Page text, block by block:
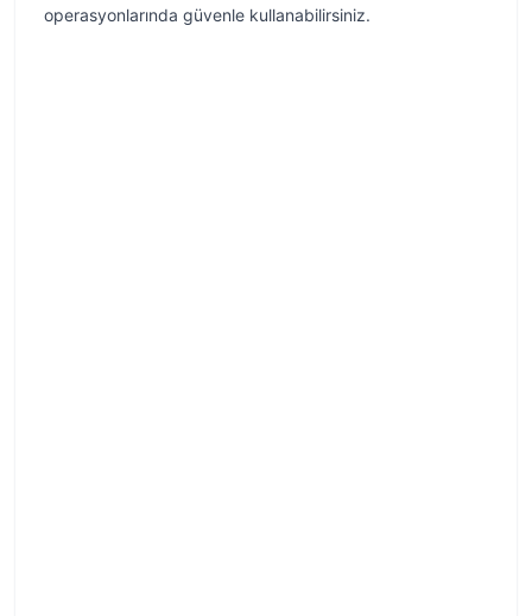
operasyonlarında güvenle kullanabilirsiniz.